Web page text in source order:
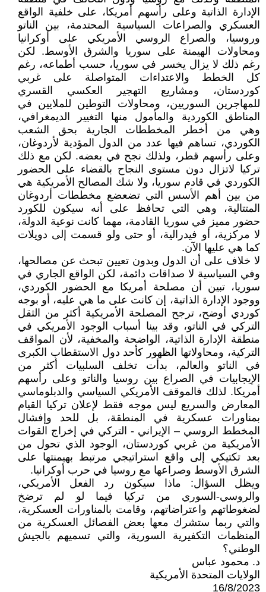
الإدارة الذاتية وعلى رأسهم أمريكا، على خلفية الواقع
العسكري والصراعات السياسية المحتدمة، بين الناتو
وروسيا، والصراع الروسي الأمريكي على أوكرانيا
ومحاولات الهيمنة على سوريا والشرق الأوسط. لكن
رغم ذلك لا يزال يخسر في سوريا، حسب أطماعه، رغم
كل الخطط والاعتداءات المتواصلة على غربي
كوردستان، ومشاريع التهجير العكسي القسري
للمهاجرين السوريين، ومحاولات التوطين للملايين في
المناطق الكوردية والمأمول منها التغيير الديمغرافي،
وهي من أخطر المخططات الجارية بحق الشعب
الكوردي، تساهم فيها عدد من الدول المؤدية لأردوغان،
وعلى رأسهم قطر، ولذلك نجح في بعضه. لكن مع ذلك
تركيا لاتزال دون مستوى النجاح بالقضاء على الحضور
الكوردي في قادم سوريا، ولا شك المصالح الأمريكية هي
من بين أهم الأسس التي تضعضع مخططات أردوغان
المتتالية، وهي التي تحافظ على أنه سيكون للكورد
حضور مميز في سوريا القادمة، مهما كانت نوعية الدولة،
لا مركزية، أو فيدرالية، أو حتى ولو قسمت إلى دويلات
كما هي عليها الآن.
لا خلاف على أن الدول وبدون تعيين تبحث عن مصالحها،
وفي السياسية لا صداقات دائمة، لكن الواقع الجاري في
سوريا، تبين أن مصلحة أمريكا مع الحضور الكوردي،
ووجود الإدارة الذاتية، إن كانت على ما هي عليه، أو بوجه
كوردي أوضح، ترجح المصلحة الأمريكية أكثر من الثقل
التركي في الناتو، وقد بينا أسباب الوجود الأمريكي في
منطقة الإدارة الذاتية، الواضحة والمخفية، لأن المواقف
التركية، ومحاولاتها الظهور كأحد دول الاستقطاب الكبرى
في الناتو والعالم، بدأت تخلف السلبيات أكثر من
الإيجابيات في الصراع بين روسيا والناتو وعلى رأسهم
أمريكا. لذلك فالموقف الأمريكي السياسي والدبلوماسي
المعارض والسريع ليس موجه فقط لإعلان تركيا القيام
بمناورات عسكرية في المنطقة، بل للحد وإفشال
المخطط الروسي – الإيراني - التركي في إخراج القوات
الأمريكية من غربي كوردستان، الوجود الذي تحول من
بعد تكتيكي إلى واقع استراتيجي مرتبط بهيمنتها على
الشرق الأوسط وصراعها مع روسيا في حرب أوكرانيا.
ويظل السؤال: ماذا سيكون رد الفعل الأمريكي،
والروسي-السوري من تركيا فيما لو لم ترضخ
لضغوطاتهم واعتراضاتهم، وقامت بالمناورات العسكرية،
والتي ربما ستشرك معها بعض الفصائل العسكرية من
المنظمات التكفيرية السورية، والتي تسميهم بالجيش
الوطني؟
د. محمود عباس
الولايات المتحدة الأمريكية
16/8/2023